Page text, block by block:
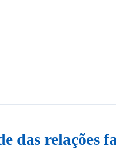
das relações